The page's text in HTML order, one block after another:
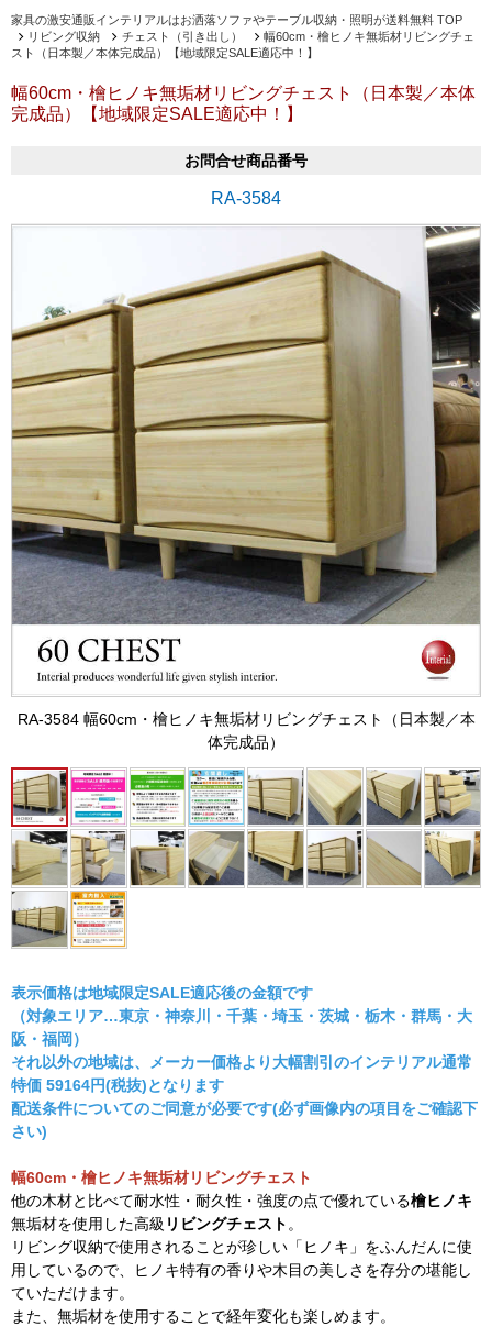
家具の激安通販インテリアルはお洒落ソファやテーブル収納・照明が送料無料 TOP
リビング収納
チェスト（引き出し）
幅60cm・檜ヒノキ無垢材リビングチェ
スト（日本製／本体完成品）【地域限定SALE適応中！】
幅60cm・檜ヒノキ無垢材リビングチェスト（日本製／本体
完成品）【地域限定SALE適応中！】
お問合せ商品番号
RA-3584
RA-3584 幅60cm・檜ヒノキ無垢材リビングチェスト（日本製／本
体完成品）
表示価格は地域限定SALE適応後の金額です
（対象エリア…東京・神奈川・千葉・埼玉・茨城・栃木・群馬・大
阪・福岡）
それ以外の地域は、メーカー価格より大幅割引のインテリアル通常
特価 59164円(税抜)となります
配送条件についてのご同意が必要です(必ず画像内の項目をご確認下
さい)
幅60cm・檜ヒノキ無垢材リビングチェスト
他の木材と比べて耐水性・耐久性・強度の点で優れている檜ヒノキ
無垢材を使用した高級 リビングチェスト。
リビング収納で使用されることが珍しい「ヒノキ」をふんだんに使
用しているので、ヒノキ特有の香りや木目の美しさを存分の堪能し
ていただけます。
また、無垢材を使用することで経年変化も楽しめます。